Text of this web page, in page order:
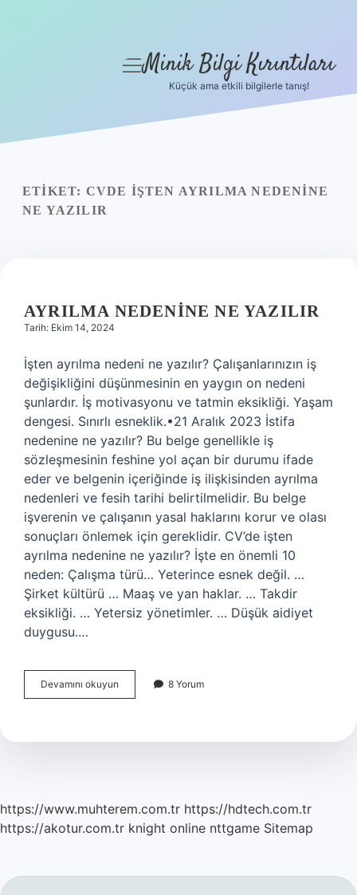
Yasal Uyarı
menüyü
Minik Bilgi Kırıntıları
Küçük ama etkili bilgilerle tanış!
ETIKET: CVDE IŞTEN AYRILMA NEDENINE
NE YAZILIR
AYRILMA NEDENINE NE YAZILIR
Tarih: Ekim 14, 2024
İşten ayrılma nedeni ne yazılır? Çalışanlarınızın iş
değişikliğini düşünmesinin en yaygın on nedeni
şunlardır. İş motivasyonu ve tatmin eksikliği. Yaşam
dengesi. Sınırlı esneklik.•21 Aralık 2023 İstifa
nedenine ne yazılır? Bu belge genellikle iş
sözleşmesinin feshine yol açan bir durumu ifade
eder ve belgenin içeriğinde iş ilişkisinden ayrılma
nedenleri ve fesih tarihi belirtilmelidir. Bu belge
işverenin ve çalışanın yasal haklarını korur ve olası
sonuçları önlemek için gereklidir. CV’de işten
ayrılma nedenine ne yazılır? İşte en önemli 10
neden: Çalışma türü… Yeterince esnek değil. …
Şirket kültürü … Maaş ve yan haklar. … Takdir
eksikliği. … Yetersiz yönetimler. … Düşük aidiyet
duygusu.…
Devamını okuyun
Nedenine
8 Yorum
https://www.muhterem.com.tr https://hdtech.com.tr
https://akotur.com.tr knight online nttgame Sitemap